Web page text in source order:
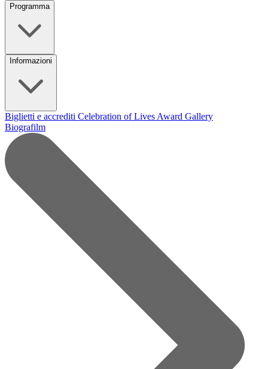
Programma
Informazioni
Biglietti e accrediti Celebration of Lives Award Gallery
Biografilm